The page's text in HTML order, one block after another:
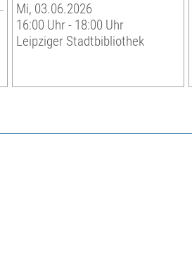
Mi, 03.06.2026
16:00 Uhr - 18:00 Uhr
Leipziger Stadtbibliothek